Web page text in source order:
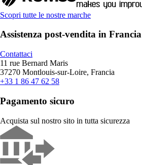
Scopri tutte le nostre marche
Assistenza post-vendita in Francia
Contattaci
11 rue Bernard Maris
37270 Montlouis-sur-Loire, Francia
+33 1 86 47 62 58
Pagamento sicuro
Acquista sul nostro sito in tutta sicurezza